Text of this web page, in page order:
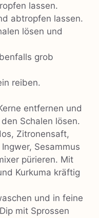
lassen.
abtropfen lassen.
lösen und
grob
reiben.
entfernen und
Schalen lösen.
Zitronensaft,
Sesammus
pürieren. Mit
Kurkuma kräftig
und in feine
mit Sprossen